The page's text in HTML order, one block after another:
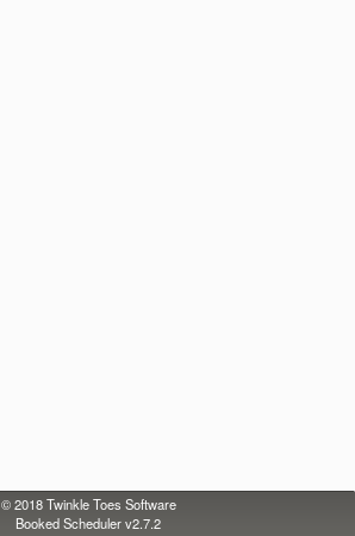
© 2018Twinkle Toes Software
Booked Scheduler v2.7.2